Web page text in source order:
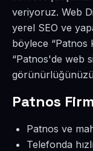
veriyoruz. Web
yerel SEO ve
böylece “Patnos
“Patnos'de web
görünürlüğünüzü
Patnos
Patnos ve
Telefonda